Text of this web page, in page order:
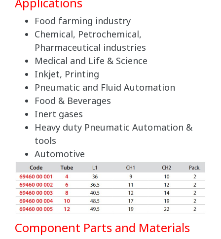
Applications
Food farming industry
Chemical, Petrochemical,
Pharmaceutical industries
Medical and Life & Science
Inkjet, Printing
Pneumatic and Fluid Automation
Food & Beverages
Inert gases
Heavy duty Pneumatic Automation &
tools
Automotive
Component Parts and Materials